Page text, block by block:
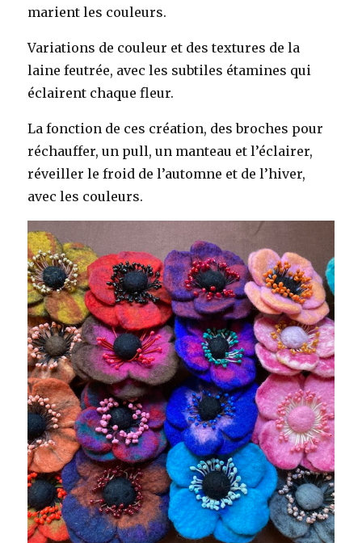
marient les couleurs.
Variations de couleur et des textures de la
laine feutrée, avec les subtiles étamines qui
éclairent chaque fleur.
La fonction de ces création, des broches pour
réchauffer, un pull, un manteau et l’éclairer,
réveiller le froid de l’automne et de l’hiver,
avec les couleurs.